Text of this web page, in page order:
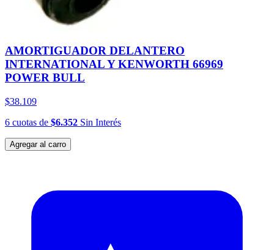
AMORTIGUADOR DELANTERO
INTERNATIONAL Y KENWORTH 66969
POWER BULL
$38.109
6 cuotas de $6.352 Sin Interés
Agregar al carro